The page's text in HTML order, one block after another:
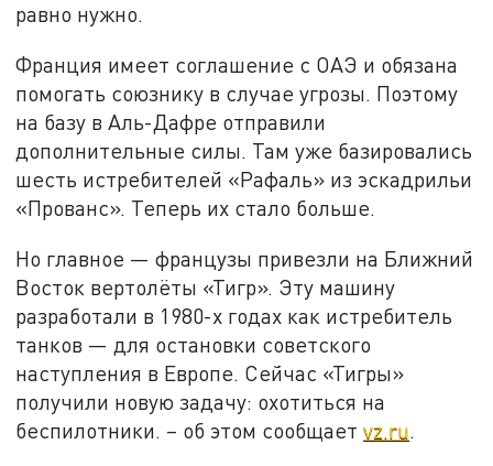
равно нужно.
Франция имеет соглашение с ОАЭ и обязана
помогать союзнику в случае угрозы. Поэтому
на базу в Аль-Дафре отправили
дополнительные силы. Там уже базировались
шесть истребителей «Рафаль» из эскадрильи
«Прованс». Теперь их стало больше.
Но главное — французы привезли на Ближний
Восток вертолёты «Тигр». Эту машину
разработали в 1980-х годах как истребитель
танков — для остановки советского
наступления в Европе. Сейчас «Тигры»
получили новую задачу: охотиться на
беспилотники. – об этом сообщаетvz.ru.